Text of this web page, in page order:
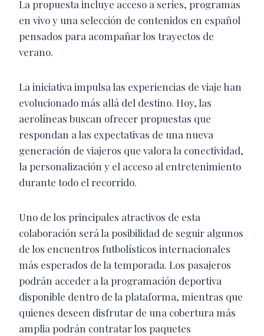
La propuesta incluye acceso a series, programas
en vivo y una selección de contenidos en español
pensados para acompañar los trayectos de
verano.
La iniciativa impulsa las experiencias de viaje han
evolucionado más allá del destino. Hoy, las
aerolíneas buscan ofrecer propuestas que
respondan a las expectativas de una nueva
generación de viajeros que valora la conectividad,
la personalización y el acceso al entretenimiento
durante todo el recorrido.
Uno de los principales atractivos de esta
colaboración será la posibilidad de seguir algunos
de los encuentros futbolísticos internacionales
más esperados de la temporada. Los pasajeros
podrán acceder a la programación deportiva
disponible dentro de la plataforma, mientras que
quienes deseen disfrutar de una cobertura más
amplia podrán contratar los paquetes